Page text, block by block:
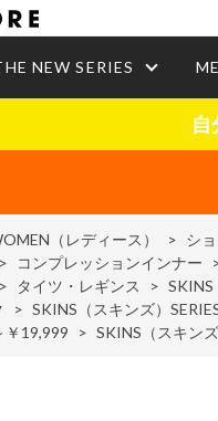
NEW SERIES
自
（レディース） > シ
> コンプレッションインナー
> タイツ・レギンス > SKINS
> SKINS（スキンズ）
￥19,999 > SKINS（スキン